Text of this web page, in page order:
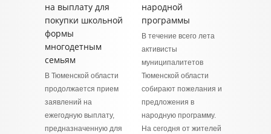
на выплату для
покупки школьной
формы
многодетным
семьям
В Тюменской области
продолжается прием
заявлений на
ежегодную выплату,
предназначенную для
народной
программы
В течение всего лета
активисты
муниципалитетов
Тюменской области
собирают пожелания и
предложения в
народную программу.
На сегодня от жителей